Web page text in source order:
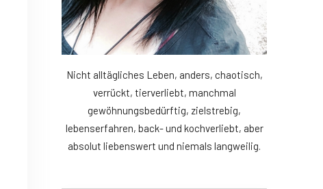
Nicht alltägliches Leben, anders, chaotisch,
verrückt, tierverliebt, manchmal
gewöhnungsbedürftig, zielstrebig,
lebenserfahren, back- und kochverliebt, aber
absolut liebenswert und niemals langweilig.